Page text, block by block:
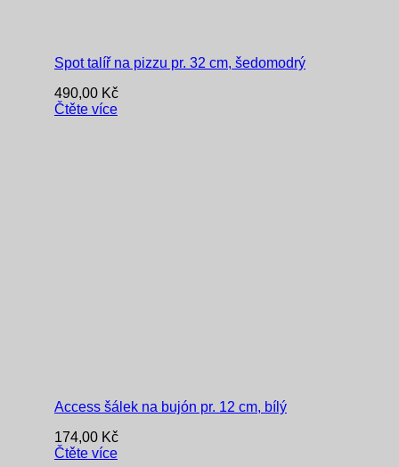
Spot talíř na pizzu pr. 32 cm, šedomodrý
490,00 Kč
Čtěte více
Access šálek na bujón pr. 12 cm, bílý
174,00 Kč
Čtěte více